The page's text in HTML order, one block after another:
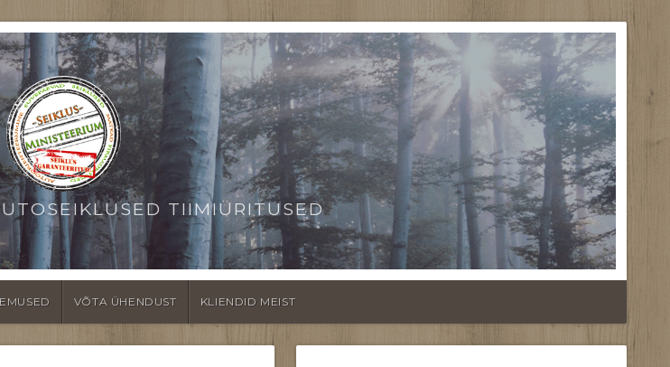
TIIMIÜRITUSED
VÕTA ÜHENDUST KLIENDID MEIST